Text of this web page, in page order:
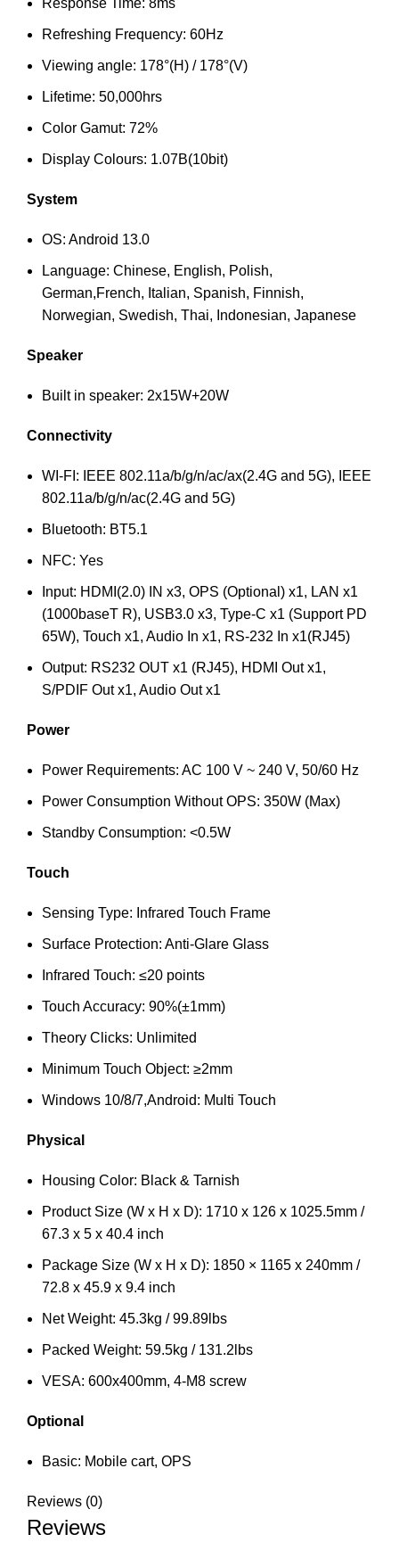
Refreshing Frequency: 60Hz
Viewing angle: 178°(H) / 178°(V)
Lifetime: 50,000hrs
Color Gamut: 72%
Display Colours: 1.07B(10bit)
System
OS: Android 13.0
Language: Chinese, English, Polish,
German,French, Italian, Spanish, Finnish,
Norwegian, Swedish, Thai, Indonesian, Japanese
Speaker
Built in speaker: 2x15W+20W
Connectivity
WI-FI: IEEE 802.11a/b/g/n/ac/ax(2.4G and 5G), IEEE
802.11a/b/g/n/ac(2.4G and 5G)
Bluetooth: BT5.1
NFC: Yes
Input: HDMI(2.0) IN x3, OPS (Optional) x1, LAN x1
(1000baseT R), USB3.0 x3, Type-C x1 (Support PD
65W), Touch x1, Audio In x1, RS-232 In x1(RJ45)
Output: RS232 OUT x1 (RJ45), HDMI Out x1,
S/PDIF Out x1, Audio Out x1
Power
Power Requirements: AC 100 V ~ 240 V, 50/60 Hz
Power Consumption Without OPS: 350W (Max)
Standby Consumption: <0.5W
Touch
Sensing Type: Infrared Touch Frame
Surface Protection: Anti-Glare Glass
Infrared Touch: ≤20 points
Touch Accuracy: 90%(±1mm)
Theory Clicks: Unlimited
Minimum Touch Object: ≥2mm
Windows 10/8/7,Android: Multi Touch
Physical
Housing Color: Black & Tarnish
Product Size (W x H x D): 1710 x 126 x 1025.5mm /
67.3 x 5 x 40.4 inch
Package Size (W x H x D): 1850 × 1165 x 240mm /
72.8 x 45.9 x 9.4 inch
Net Weight: 45.3kg / 99.89lbs
Packed Weight: 59.5kg / 131.2lbs
VESA: 600x400mm, 4-M8 screw
Optional
Basic: Mobile cart, OPS
Reviews (0)
Reviews